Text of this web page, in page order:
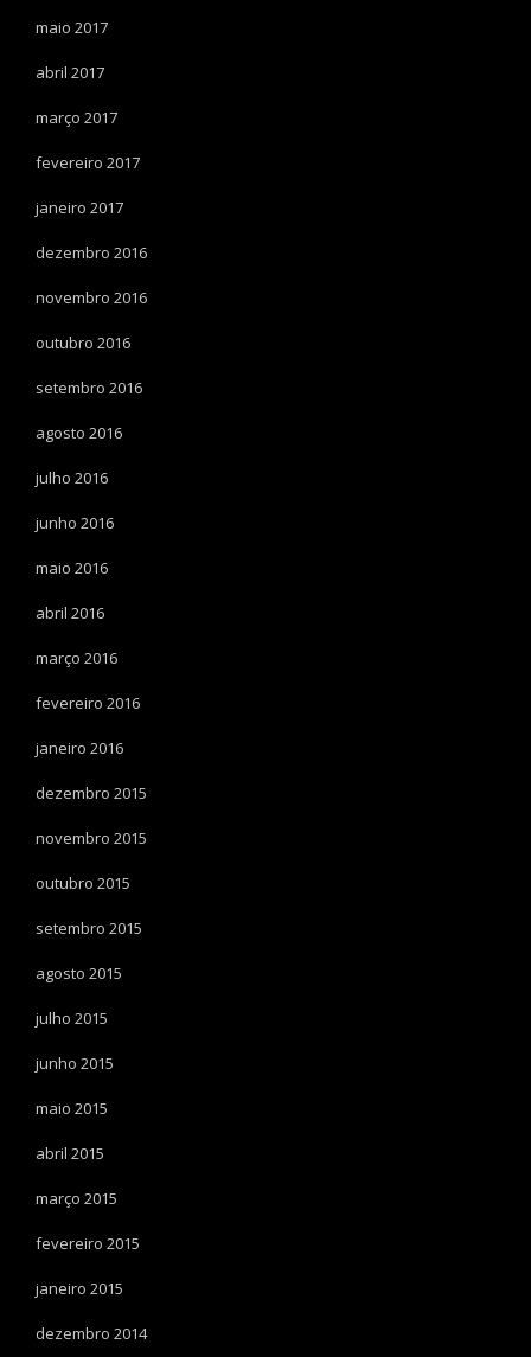
maio 2017
abril 2017
março 2017
fevereiro 2017
janeiro 2017
dezembro 2016
novembro 2016
outubro 2016
setembro 2016
agosto 2016
julho 2016
junho 2016
maio 2016
abril 2016
março 2016
fevereiro 2016
janeiro 2016
dezembro 2015
novembro 2015
outubro 2015
setembro 2015
agosto 2015
julho 2015
junho 2015
maio 2015
abril 2015
março 2015
fevereiro 2015
janeiro 2015
dezembro 2014